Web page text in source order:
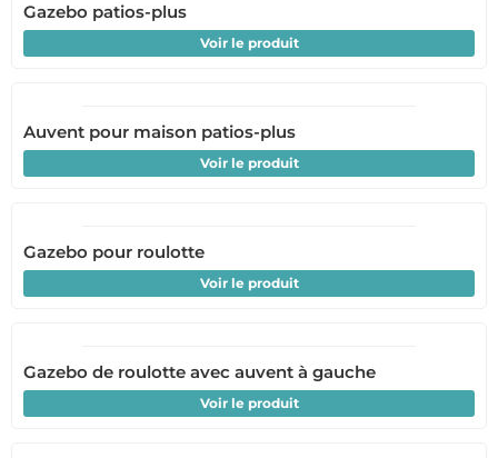
Gazebo patios-plus
Voir le produit
Auvent pour maison patios-plus
Voir le produit
Gazebo pour roulotte
Voir le produit
Gazebo de roulotte avec auvent à gauche
Voir le produit